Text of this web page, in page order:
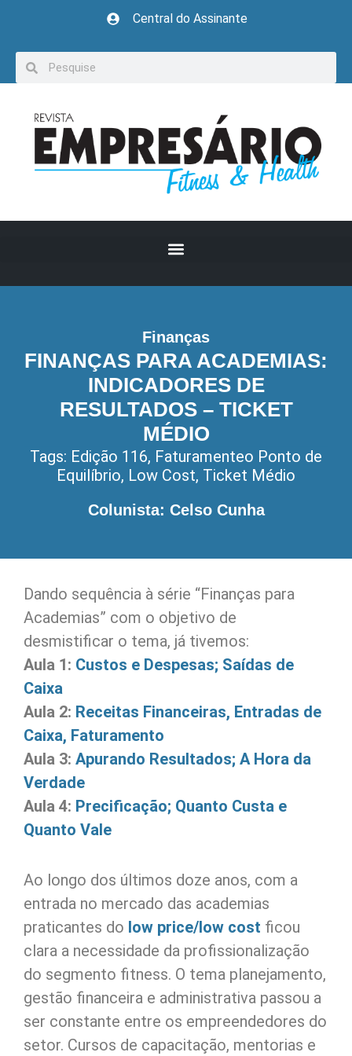
Central do Assinante
Finanças
FINANÇAS PARA ACADEMIAS:
INDICADORES DE
RESULTADOS – TICKET
MÉDIO
Tags: Edição 116, Faturamenteo Ponto de
Equilíbrio, Low Cost, Ticket Médio
Colunista: Celso Cunha
Dando sequência à série “Finanças para
Academias” com o objetivo de
desmistificar o tema, já tivemos:
Aula 1: Custos e Despesas; Saídas de
Caixa
Aula 2: Receitas Financeiras, Entradas de
Caixa, Faturamento
Aula 3: Apurando Resultados; A Hora da
Verdade
Aula 4: Precificação; Quanto Custa e
Quanto Vale
Ao longo dos últimos doze anos, com a
entrada no mercado das academias
praticantes do low price/low cost ficou
clara a necessidade da profissionalização
do segmento fitness. O tema planejamento,
gestão financeira e administrativa passou a
ser constante entre os empreendedores do
setor. Cursos de capacitação, mentorias e